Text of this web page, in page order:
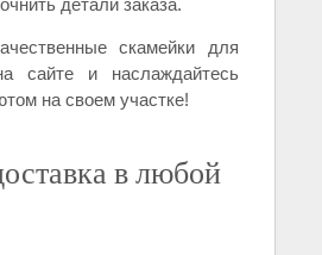
детали заказа.
скамейки для
сайте и наслаждайтесь
на своем участке!
в любой